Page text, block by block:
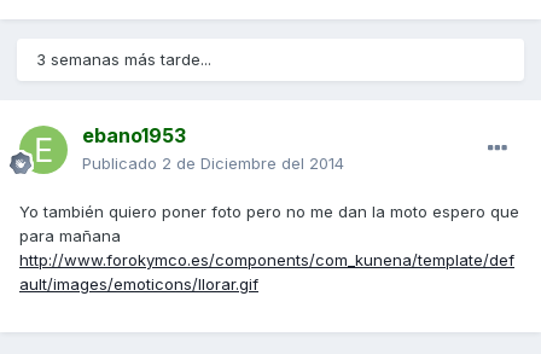
3 semanas más tarde...
ebano1953
Publicado 2 de Diciembre del 2014
Yo también quiero poner foto pero no me dan la moto espero que
para mañana
http://www.forokymco.es/components/com_kunena/template/def
ault/images/emoticons/llorar.gif